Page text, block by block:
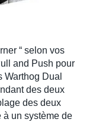
“ selon vos
and Push pour
Warthog Dual
des deux
des deux
un système de